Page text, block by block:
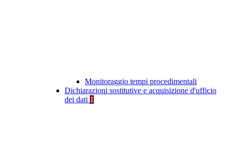
Monitoraggio tempi procedimentali
Dichiarazioni sostitutive e acquisizione d'ufficio
dei dati 1